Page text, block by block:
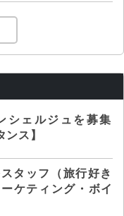
シェルジュを募集
ンス】
タッフ（旅行好き
ケティング・ボイ